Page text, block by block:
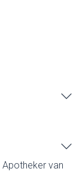
Apotheker van